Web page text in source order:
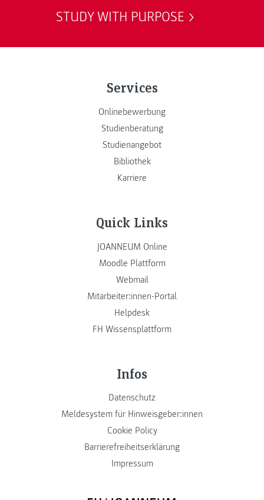
STUDY WITH PURPOSE
Services
Onlinebewerbung
Studienberatung
Studienangebot
Bibliothek
Karriere
Quick Links
JOANNEUM Online
Moodle Plattform
Webmail
Mitarbeiter:innen-Portal
Helpdesk
FH Wissensplattform
Infos
Datenschutz
Meldesystem für Hinweisgeber:innen
Cookie Policy
Barrierefreiheitserklärung
Impressum